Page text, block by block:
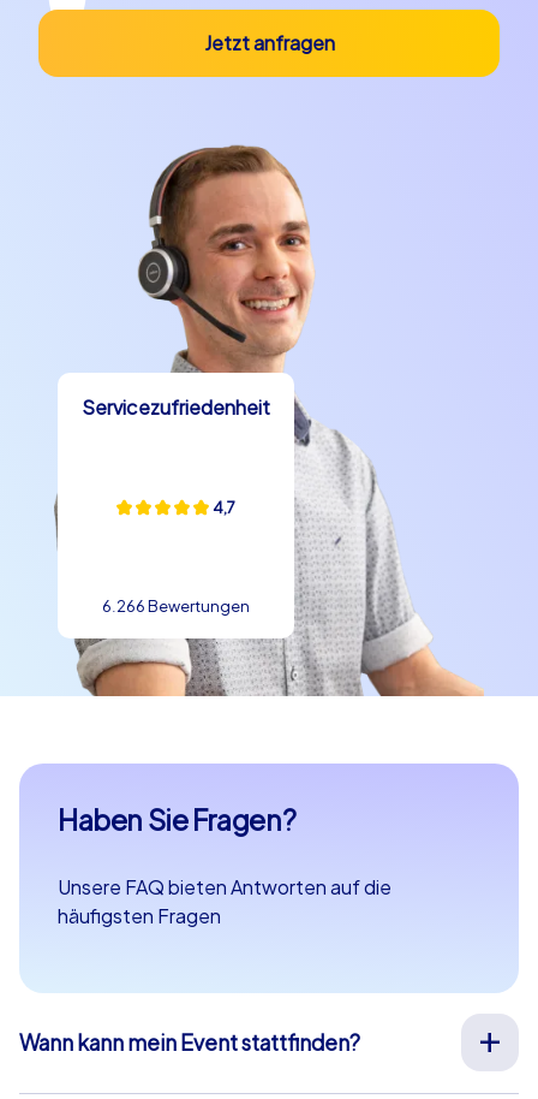
Servicezufriedenheit
4,7
6.266 Bewertungen
Jetzt anfragen
Haben Sie Fragen?
Unsere FAQ bieten Antworten auf die
häufigsten Fragen
Wann kann mein Event stattfinden?
Wir organisieren unsere Teamevents für Sie an Ihrem